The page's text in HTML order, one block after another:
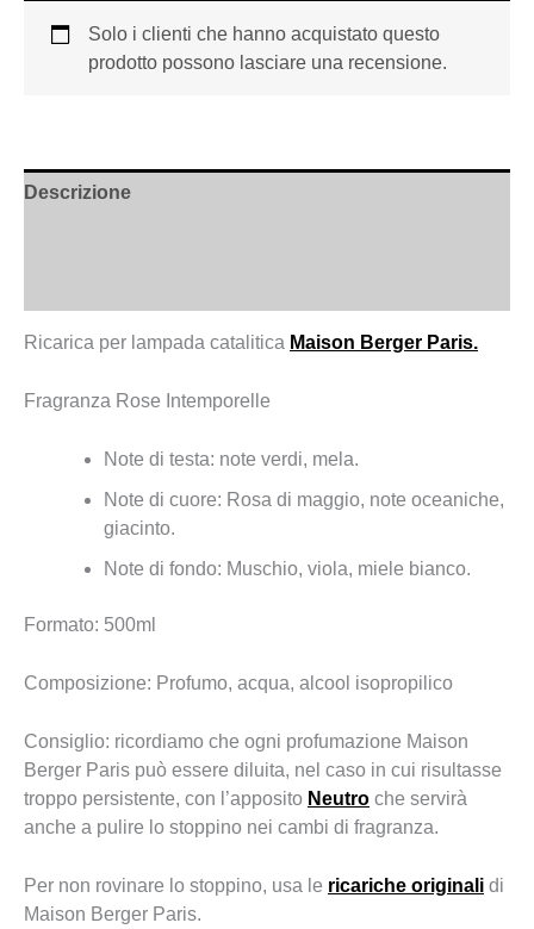
Solo i clienti che hanno acquistato questo
prodotto possono lasciare una recensione.
Descrizione
Ricarica per lampada catalitica Maison Berger Paris.
Fragranza Rose Intemporelle
Note di testa: note verdi, mela.
Note di cuore: Rosa di maggio, note oceaniche,
giacinto.
Note di fondo: Muschio, viola, miele bianco.
Formato: 500ml
Composizione: Profumo, acqua, alcool isopropilico
Consiglio: ricordiamo che ogni profumazione Maison
Berger Paris può essere diluita, nel caso in cui risultasse
troppo persistente, con l’apposito Neutro che servirà
anche a pulire lo stoppino nei cambi di fragranza.
Per non rovinare lo stoppino, usa le ricariche originali di
Maison Berger Paris.